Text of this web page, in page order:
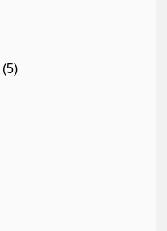
(5)